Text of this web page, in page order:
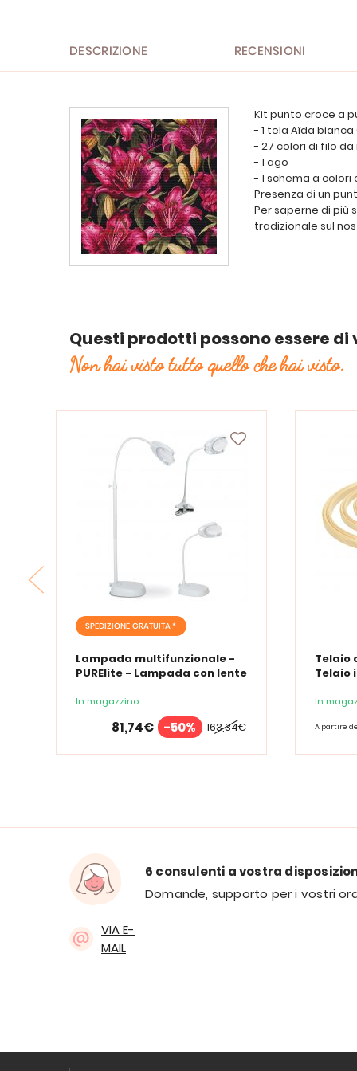
DESCRIZIONE RECENSIONI
Kit punto croce a
- 1 tela Aïda bianca
- 27 colori di filo da
- 1 ago
- 1 schema a colori
Presenza di un
Per saperne di più
tradizionale sul
Questi prodotti possono essere
Non hai visto tutto quello che hai visto.
SPEDIZIONE GRATUITA *
Lampada multifunzionale -
PURElite - Lampada con lente
Spectrum
In magazzino
163,34€
81,74€ -50%
Telaio
Telaio
In
A partire de
6 consulenti a vostra
Domande, supporto per i vostri
VIA E-
MAIL